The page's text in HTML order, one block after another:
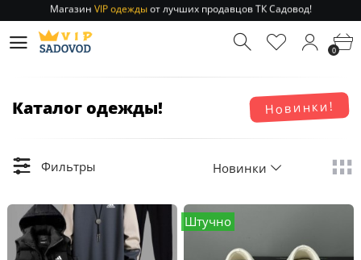
Отправление заказа 1-3 дняпо РФ и МСК!
Магазин
от лучших продавцов ТК Садовод!
0
Новинки!
Каталог одежды!
Фильтры Новинки
Штучно